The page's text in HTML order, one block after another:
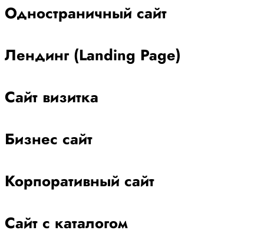
Одностраничный сайт
Лендинг (Landing Page)
Сайт визитка
Бизнес сайт
Корпоративный сайт
Сайт с каталогом